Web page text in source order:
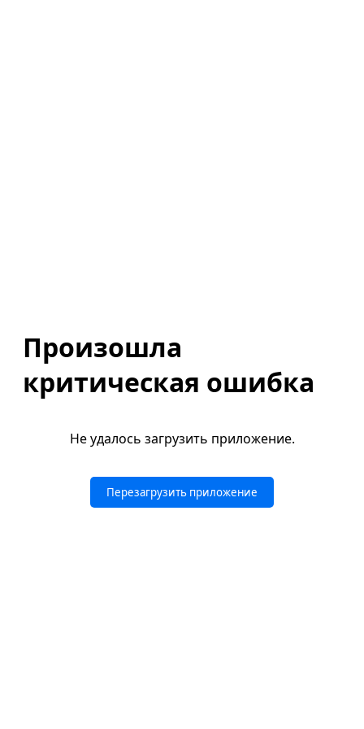
Произошла
критическая ошибка
Не удалось загрузить приложение.
Перезагрузить приложение